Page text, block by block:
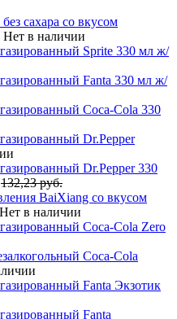
сахара со вкусом
Нет в наличии
Sprite 330 мл ж/
Fanta 330 мл ж/
Coca-Cola 330
Dr.Pepper
Dr.Pepper 330
132,23 руб.
BaiXiang со вкусом
Нет в наличии
Coca-Cola Zero
Coca-Cola
Fanta Экзотик
Fanta